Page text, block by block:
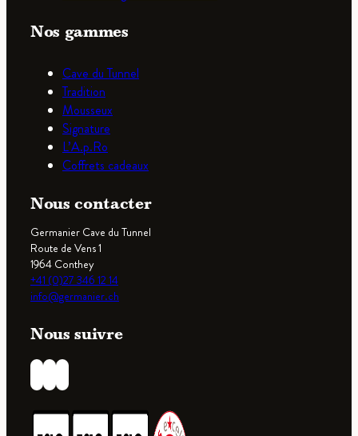
Nos gammes
Cave du Tunnel
Tradition
Mousseux
Signature
L’A.p.Ro
Coffrets cadeaux
Nous contacter
Germanier Cave du Tunnel
Route de Vens 1
1964 Conthey
+41 (0)27 346 12 14
info@germanier.ch
Nous suivre